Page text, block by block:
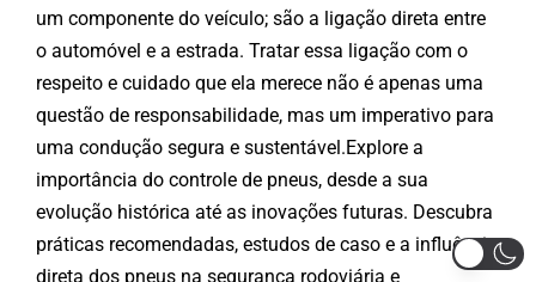
um componente do veículo; são a ligação direta entre
o automóvel e a estrada. Tratar essa ligação com o
respeito e cuidado que ela merece não é apenas uma
questão de responsabilidade, mas um imperativo para
uma condução segura e sustentável.Explore a
importância do controle de pneus, desde a sua
evolução histórica até as inovações futuras. Descubra
práticas recomendadas, estudos de caso e a influência
direta dos pneus na segurança rodoviária e